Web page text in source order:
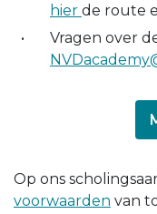
hier de route
Vragen over
Op ons
voorwaarden van